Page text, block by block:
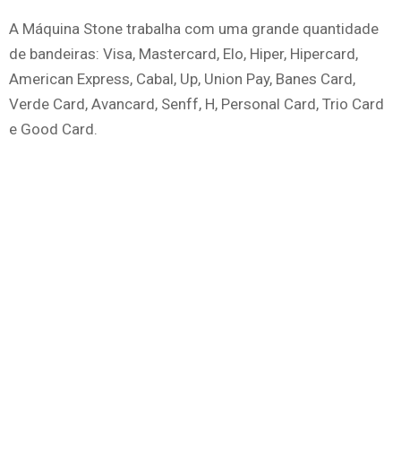
A Máquina Stone trabalha com uma grande quantidade
de bandeiras: Visa, Mastercard, Elo, Hiper, Hipercard,
American Express, Cabal, Up, Union Pay, Banes Card,
Verde Card, Avancard, Senff, H, Personal Card, Trio Card
e Good Card.